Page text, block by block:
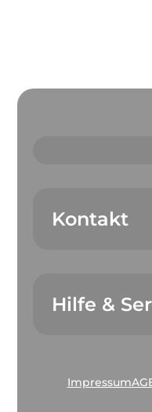
Kontakt
Hilfe &
Impressum